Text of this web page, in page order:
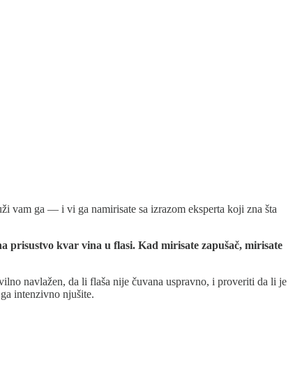
vam ga — i vi ga namirisate sa izrazom eksperta koji zna šta
prisustvo kvar vina u flasi. Kad mirisate zapušač, mirisate
navlažen, da li flaša nije čuvana uspravno, i proveriti da li je
intenzivno njušite.